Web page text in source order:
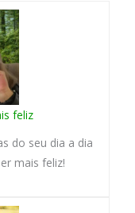
feliz
do seu dia a dia
mais feliz!